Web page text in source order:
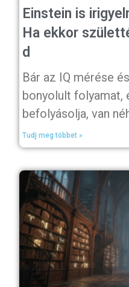
Einstein is
Ha ekkor
d
Bár az IQ mérése
bonyolult folyamat,
befolyásolja, van
Tudj meg többet »